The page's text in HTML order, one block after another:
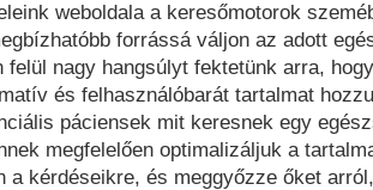
weboldala a keresőmotorok
forrássá váljon az adott
felül nagy hangsúlyt fektetünk arra,
és felhasználóbarát tartalmat
páciensek mit keresnek egy
megfelelően optimalizáljuk a
a kérdéseikre, és meggyőzze őket